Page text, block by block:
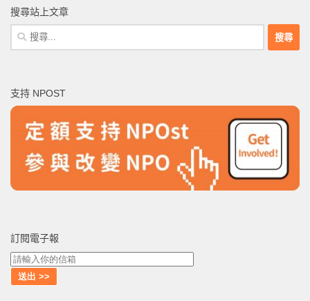
搜尋站上文章
搜
尋
字:
支持 NPOST
訂閱電子報